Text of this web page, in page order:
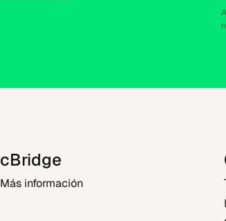
cBridge
Más información